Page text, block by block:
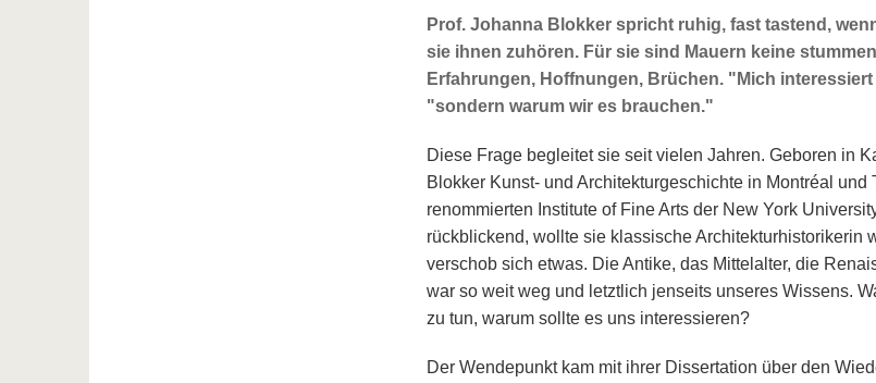
Prof. Johanna Blokker spricht ruhig, fast tastend,
sie ihnen zuhören. Für sie sind Mauern keine
Erfahrungen, Hoffnungen, Brüchen. "Mich
"sondern warum wir es brauchen."
Diese Frage begleitet sie seit vielen Jahren. Geboren in
Blokker Kunst- und Architekturgeschichte in Montréal und
renommierten Institute of Fine Arts der New York
rückblickend, wollte sie klassische Architekturhistorikerin
verschob sich etwas. Die Antike, das Mittelalter, die
war so weit weg und letztlich jenseits unseres Wissens.
zu tun, warum sollte es uns interessieren?
Der Wendepunkt kam mit ihrer Dissertation über den